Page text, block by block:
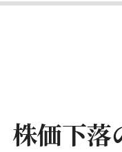
価下落